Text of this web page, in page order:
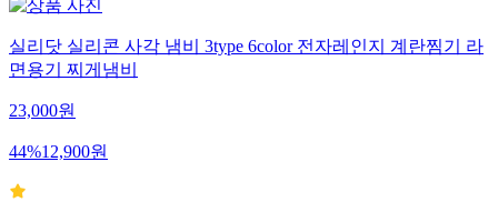
실리닷 실리콘 사각 냄비 3type 6color 전자레인지 계란찜기 라
면용기 찌게냄비
23,000원
44%12,900원